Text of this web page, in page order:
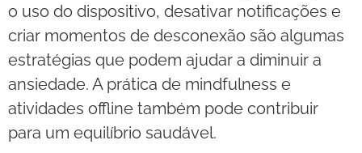
o uso do dispositivo, desativar notificações e
criar momentos de desconexão são algumas
estratégias que podem ajudar a diminuir a
ansiedade. A prática de mindfulness e
atividades offline também pode contribuir
para um equilíbrio saudável.